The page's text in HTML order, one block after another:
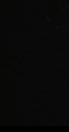
2026年8月萧